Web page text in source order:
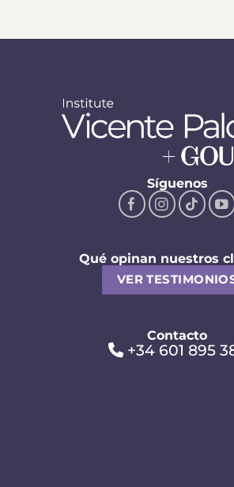
Síguenos
Qué opinan nuestros
VER
Contacto
+34 601 895